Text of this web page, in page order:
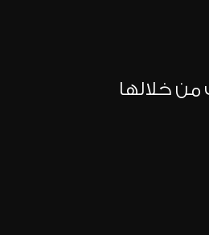
من خلالها